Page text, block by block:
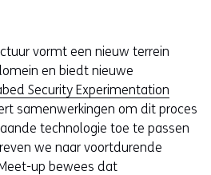
vormt een nieuw terrein
en biedt nieuwe
Security Experimentation
samenwerkingen om dit proces
technologie toe te passen
we naar voortdurende
up bewees dat